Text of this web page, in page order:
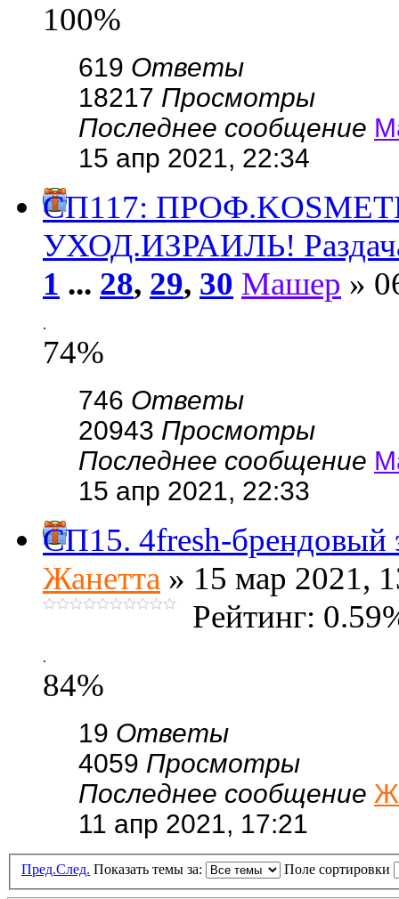
100%
619 Ответы
18217 Просмотры
Последнее сообщение
15 апр 2021, 22:34
СП117:
УХОД.ИЗРАИЛЬ!
1 ... 28, 29, 30 Машер »
.
74%
746 Ответы
20943 Просмотры
Последнее сообщение
15 апр 2021, 22:33
СП15. 4fresh-брендовый
Жанетта » 15 мар 2021,
Рейтинг:
.
84%
19 Ответы
4059 Просмотры
Последнее сообщение
11 апр 2021, 17:21
Пред.След. Показать темы за: Поле сортировки